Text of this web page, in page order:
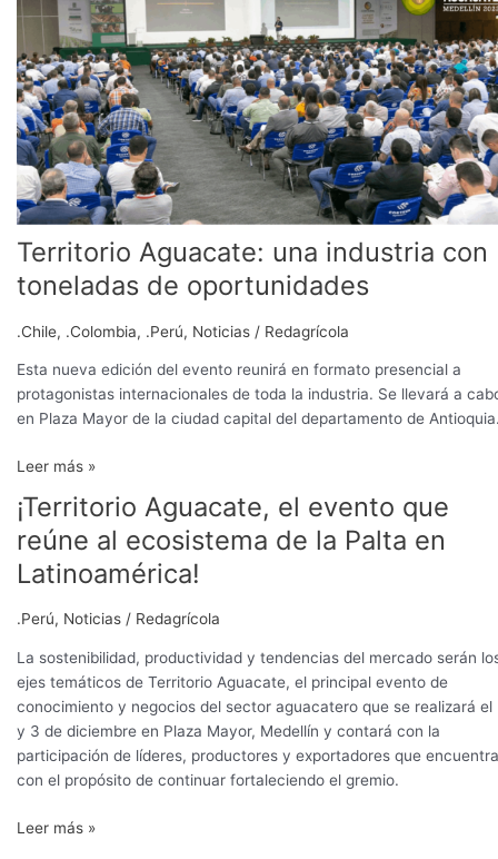
Territorio Aguacate: una industria con
toneladas de oportunidades
.Chile, .Colombia, .Perú, Noticias / Redagrícola
Esta nueva edición del evento reunirá en formato presencial a
protagonistas internacionales de toda la industria. Se llevará a
en Plaza Mayor de la ciudad capital del departamento de
industria
con
toneladas
de
oportunidades
Leer más »
¡Territorio Aguacate, el evento que
reúne al ecosistema de la Palta en
Latinoamérica!
.Perú, Noticias / Redagrícola
La sostenibilidad, productividad y tendencias del mercado serán
ejes temáticos de Territorio Aguacate, el principal evento de
conocimiento y negocios del sector aguacatero que se realizará el
y 3 de diciembre en Plaza Mayor, Medellín y contará con la
participación de líderes, productores y exportadores que
con el propósito de continuar fortaleciendo el gremio.
¡Territorio
Aguacate,
el
evento
reúne
al
ecosistema
Palta
Leer más »